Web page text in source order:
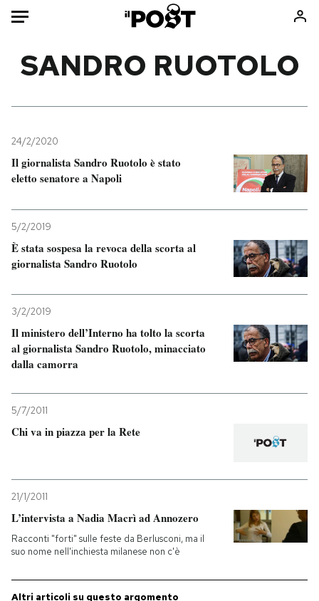
Mondo
Politica
Tecnologia
Scienza
Economia
Consumismi
Europa
PODCAST
NEWSLETTER
I MIEI PREFERITI
CALENDARIO
AREA PERSONALE
SANDRO RUOTOLO
24/2/2020
Il giornalista Sandro Ruotolo è stato
eletto senatore a Napoli
5/2/2019
È stata sospesa la revoca della scorta al
giornalista Sandro Ruotolo
3/2/2019
Il ministero dell’Interno ha tolto la scorta
al giornalista Sandro Ruotolo, minacciato
dalla camorra
5/7/2011
Chi va in piazza per la Rete
21/1/2011
L’intervista a Nadia Macrì ad Annozero
Racconti "forti" sulle feste da Berlusconi, ma il
suo nome nell'inchiesta milanese non c'è
Altri articoli su questo argomento